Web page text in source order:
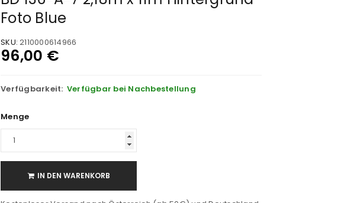
Foto Blue
SKU: 2110000614966
96,00 €
Verfügbarkeit: Verfügbar bei Nachbestellung
Menge
IN DEN WARENKORB